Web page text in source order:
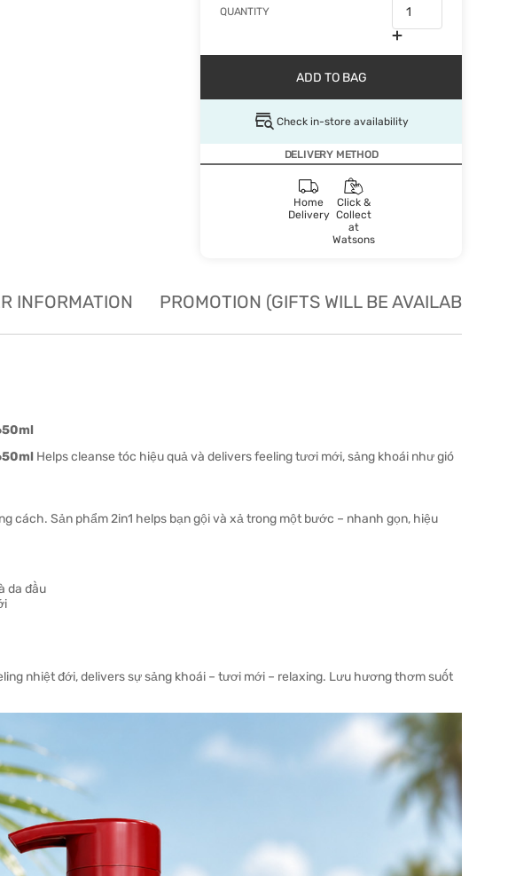
QUANTITY
ADD TO BAG
Check in-store availability
DELIVERY METHOD
Home
Delivery
Click &
Collect
at
Watsons
INFORMATION PROMOTION (GIFTS WILL BE AVAILABLE
Helps cleanse tóc hiệu quả và delivers feeling tươi mới, sảng khoái như gió
cách. Sản phẩm 2in1 helps bạn gội và xả trong một bước – nhanh gọn, hiệu
da đầu
nhiệt đới, delivers sự sảng khoái – tươi mới – relaxing. Lưu hương thơm suốt